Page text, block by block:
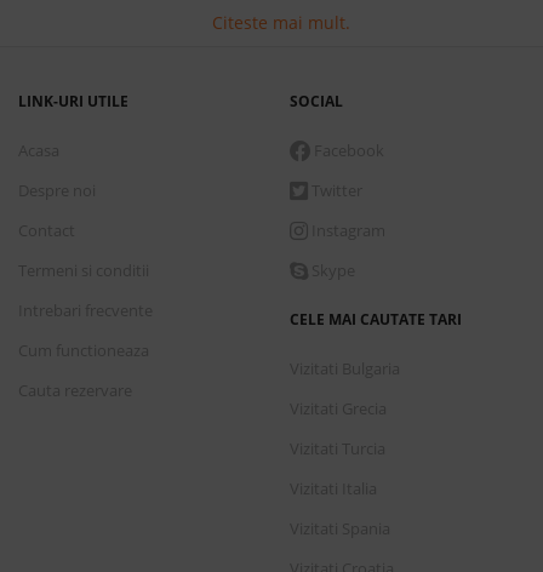
Citeste mai mult.
LINK-URI UTILE SOCIAL
CELE MAI CAUTATE TARI